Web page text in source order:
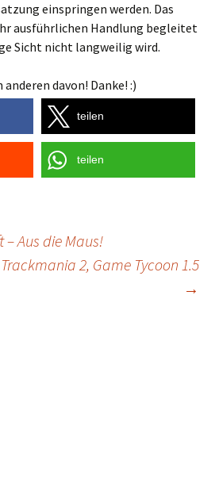
einspringen werden. Das
ausführlichen Handlung begleitet
Sicht nicht langweilig wird.
davon! Danke! :)
teilen
teilen
– Aus die Maus!
2, Game Tycoon 1.5
→